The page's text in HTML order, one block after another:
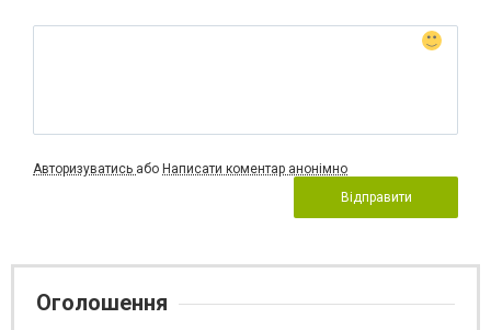
Авторизуватись або Написати коментар анонімно
Відправити
Оголошення